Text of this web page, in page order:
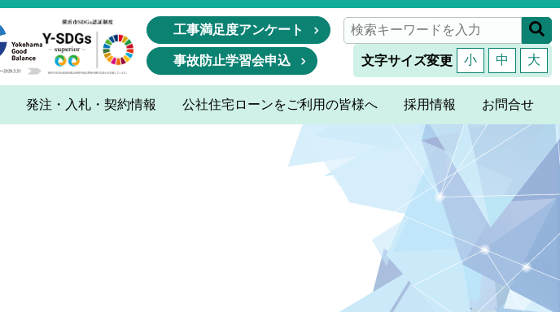
工事満足度アンケート
事故防止学習会申込 文字サイズ変更 小 中 大
発注・入札・契約情報 公社住宅ローンをご利用の皆様へ 採用情報 お問合せ